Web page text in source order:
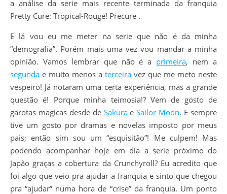
a análise da serie mais recente terminada da franquia
Pretty Cure: Tropical-Rouge! Precure .
E lá vou eu me meter na serie que não é da minha
“demografia”. Porém mais uma vez vou mandar a minha
opinião. Vamos lembrar que não é a primeira, nem a
segunda e muito menos a terceira vez que me meto neste
vespeiro! Já notaram uma certa experiência, mas a grande
questão é! Porque minha teimosia!? Vem de gosto de
garotas magicas desde de SakuraeSailor Moon. E sempre
tive um gosto por dramas e novelas imposto por meus
pais; então sim sou um “esquisitão”! Me culpem! Mas
podendo acompanhar hoje em dia a serie próximo do
Japão graças a cobertura da Crunchyroll? Eu acredito que
foi algo que veio pra ajudar a franquia e sinto que chegou
pra “ajudar” numa hora de “crise” da franquia. Um ponto